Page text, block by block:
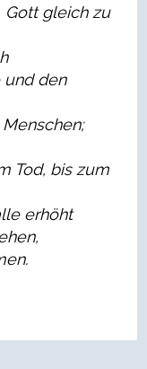
Gott gleich zu
und den
Tod, bis zum
erhöht